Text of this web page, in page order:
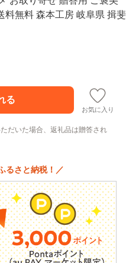
料無料 森本工房 岐阜県 揖斐
お気に入り
だいた場合、返礼品は贈答され
るさと納税！／